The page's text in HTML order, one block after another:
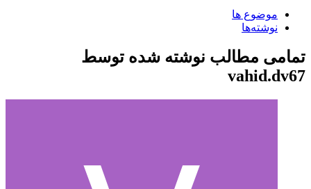
موضوع ها
نوشته‌ها
تمامی مطالب نوشته شده توسط
vahid.dv67